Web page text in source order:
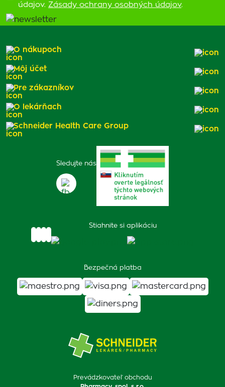
údajov. Zásady ochrany osobných údajov.
Prevádzkovateľ obchodu
Sledujte nás
Stiahnite si aplikáciu
Bezpečná platba
O nákupoch
Môj účet
Pre zákazníkov
O lekárňach
Schneider Health Care Group